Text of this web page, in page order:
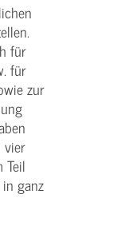
für
für
zur
vier
Teil
ganz